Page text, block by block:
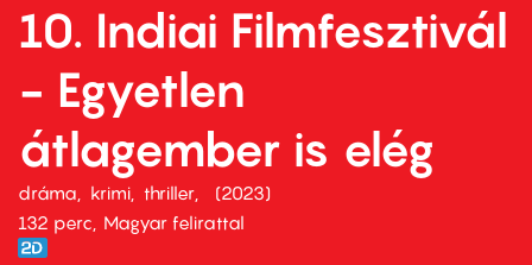
10. Indiai Filmfesztivál
- Egyetlen
átlagember is elég
dráma krimi thriller
2023
132 perc,
Magyar felirattal